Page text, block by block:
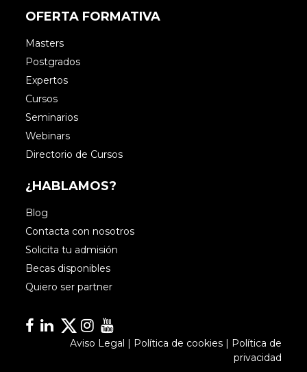
OFERTA FORMATIVA
Masters
Postgrados
Expertos
Cursos
Seminarios
Webinars
Directorio de Cursos
¿HABLAMOS?
Blog
Contacta con nosotros
Solicita tu admisión
Becas disponibles
Quiero ser partner
Facebook
Linkedin
Linkedin
Instagram
Aviso Legal | Política de cookies| Política de
privacidad